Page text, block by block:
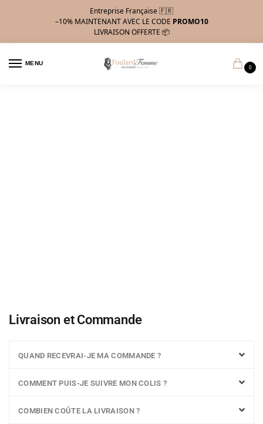
Entreprise Française 🇫🇷
–10% MAINTENANT AVEC LE CODE PROMO10
LIVRAISON OFFERTE 📦
MENU
0
Livraison et Commande
QUAND RECEVRAI-JE MA COMMANDE ?
COMMENT PUIS-JE SUIVRE MON COLIS ?
COMBIEN COÛTE LA LIVRAISON ?